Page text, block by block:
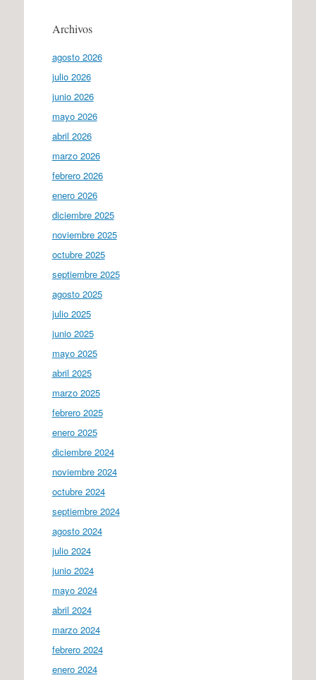
Archivos
agosto 2026
julio 2026
junio 2026
mayo 2026
abril 2026
marzo 2026
febrero 2026
enero 2026
diciembre 2025
noviembre 2025
octubre 2025
septiembre 2025
agosto 2025
julio 2025
junio 2025
mayo 2025
abril 2025
marzo 2025
febrero 2025
enero 2025
diciembre 2024
noviembre 2024
octubre 2024
septiembre 2024
agosto 2024
julio 2024
junio 2024
mayo 2024
abril 2024
marzo 2024
febrero 2024
enero 2024